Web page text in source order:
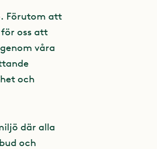
Förutom att
oss att
våra
och
där alla
och